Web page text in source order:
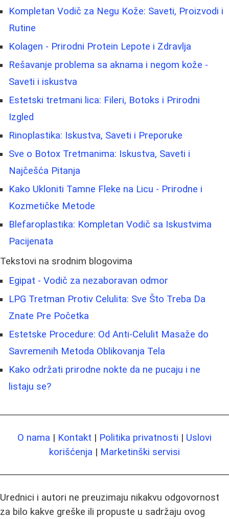
Kompletan Vodič za Negu Kože: Saveti, Proizvodi i
Rutine
Kolagen - Prirodni Protein Lepote i Zdravlja
Rešavanje problema sa aknama i negom kože -
Saveti i iskustva
Estetski tretmani lica: Fileri, Botoks i Prirodni
Izgled
Rinoplastika: Iskustva, Saveti i Preporuke
Sve o Botox Tretmanima: Iskustva, Saveti i
Najčešća Pitanja
Kako Ukloniti Tamne Fleke na Licu - Prirodne i
Kozmetičke Metode
Blefaroplastika: Kompletan Vodič sa Iskustvima
Pacijenata
Tekstovi na srodnim blogovima
Egipat - Vodič za nezaboravan odmor
LPG Tretman Protiv Celulita: Sve Što Treba Da
Znate Pre Početka
Estetske Procedure: Od Anti-Celulit Masaže do
Savremenih Metoda Oblikovanja Tela
Kako održati prirodne nokte da ne pucaju i ne
listaju se?
O nama | Kontakt | Politika privatnosti | Uslovi
korišćenja | Marketinški servisi
Urednici i autori ne preuzimaju nikakvu odgovornost
za bilo kakve greške ili propuste u sadržaju ovog